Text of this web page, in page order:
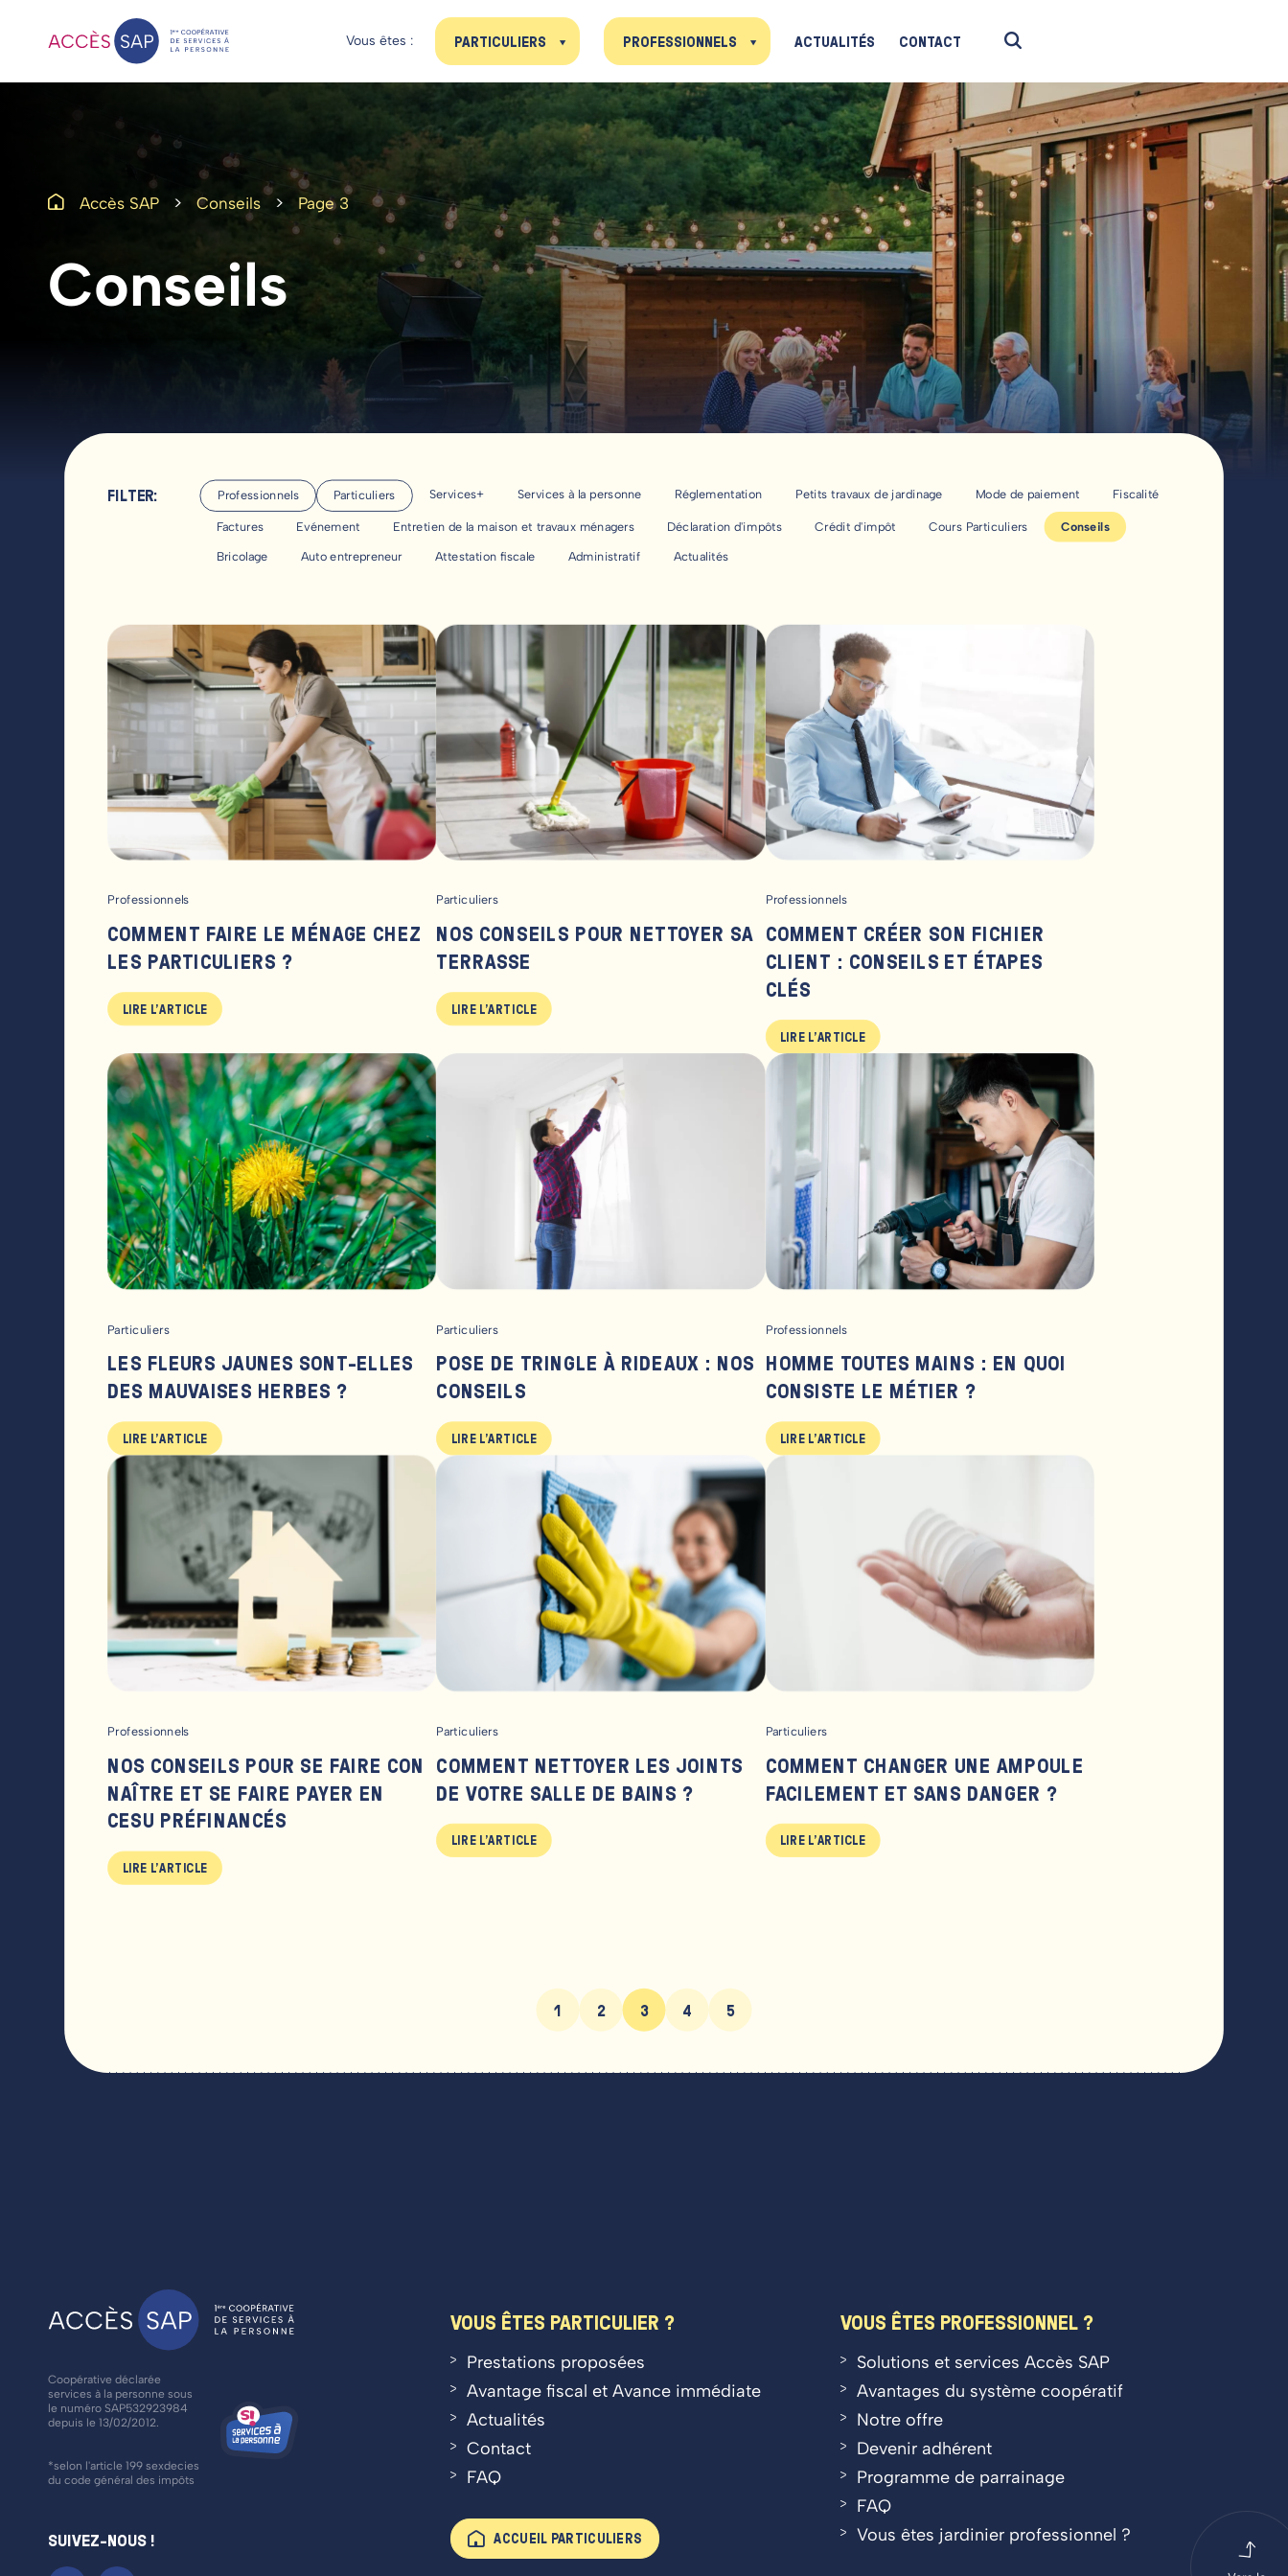
Vous êtes : PARTICULIERS PROFESSIONNELS ACTUALITÉS CONTACT
Accès SAP > Conseils > Page 3
Conseils
Professionnels Particuliers Services+ Services à la personne Réglementation Petits travaux de jardinage Mode de paiement Fiscalité
Factures Evénement Entretien de la maison et travaux ménagers Déclaration d'impôts Crédit d'impôt Cours Particuliers Conseils
Bricolage Auto entrepreneur Attestation fiscale Administratif Actualités
Professionnels
COMMENT FAIRE LE MÉNAGE CHEZ
LES PARTICULIERS ?
LIRE L'ARTICLE
Particuliers
NOS CONSEILS POUR NETTOYER SA
TERRASSE
LIRE L'ARTICLE
Professionnels
COMMENT CRÉER SON FICHIER
CLIENT : CONSEILS ET ÉTAPES
CLÉS
LIRE L'ARTICLE
Particuliers
LES FLEURS JAUNES SONT-ELLES
DES MAUVAISES HERBES ?
LIRE L'ARTICLE
Particuliers
POSE DE TRINGLE À RIDEAUX : NOS
CONSEILS
LIRE L'ARTICLE
Professionnels
HOMME TOUTES MAINS : EN QUOI
CONSISTE LE MÉTIER ?
LIRE L'ARTICLE
Professionnels
NOS CONSEILS POUR SE FAIRE CON
NAÎTRE ET SE FAIRE PAYER EN
CESU PRÉFINANCÉS
LIRE L'ARTICLE
Particuliers
COMMENT NETTOYER LES JOINTS
DE VOTRE SALLE DE BAINS ?
LIRE L'ARTICLE
Particuliers
COMMENT CHANGER UNE AMPOULE
FACILEMENT ET SANS DANGER ?
LIRE L'ARTICLE
1 2 3 4 5
Coopérative déclarée
services à la personne sous
le numéro SAP532923984
depuis le 13/02/2012.
*selon l'article 199 sexdecies
du code général des impôts
SUIVEZ-NOUS !
VOUS ÊTES PARTICULIER ?
Prestations proposées
Avantage fiscal et Avance immédiate
Actualités
Contact
FAQ
ACCUEIL PARTICULIERS
VOUS ÊTES PROFESSIONNEL ?
Solutions et services Accès SAP
Avantages du système coopératif
Notre offre
Devenir adhérent
Programme de parrainage
FAQ
Vous êtes jardinier professionnel ?